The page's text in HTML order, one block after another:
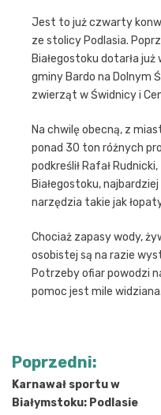
Jest to już czwarty
ze stolicy Podlasia.
Białegostoku dotarła
gminy Bardo na Dolnym
zwierząt w Świdnicy i
Na chwilę obecną, z
ponad 30 ton różnych
podkreślił Rafał
Białegostoku,
narzędzia takie jak
Chociaż zapasy wody,
osobistej są na razie
Potrzeby ofiar powodzi
pomoc jest mile widziana.
Nawigacja
wpisu
Poprzedni:
Karnawał sportu w
Białymstoku: Podlasie